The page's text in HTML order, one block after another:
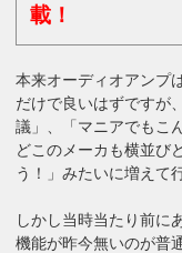
載！
本来オーディオアンプ
だけで良いはずですが
議」、「マニアでもこ
どこのメーカも横並び
う！」みたいに増えて
しかし当時当たり前に
機能が昨今無いのが普